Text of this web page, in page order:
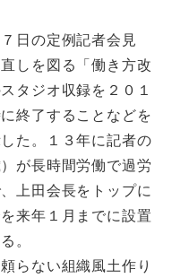
日の定例記者会見
しを図る「働き方改
タジオ収録を２０１
終了することなどを
た。１３年に記者の
が長時間労働で過労
上田会長をトップに
来年１月までに設置
。
らない組織風土作り